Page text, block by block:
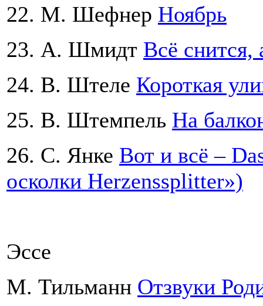
22. М. Шефнер Ноябрь
23. А. Шмидт Всё снится,
24. B. Штеле Короткая
25. B. Штемпель На
26. С. Янке Вот и всё –
осколки Herzenssplitter»)
Эссе
М. Тильманн Отзвуки